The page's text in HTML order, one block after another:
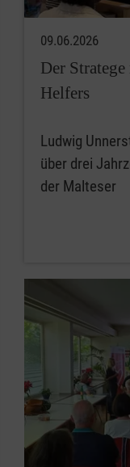
09.06.2026
Der
Helfers
Ludwig
über drei
der Malteser